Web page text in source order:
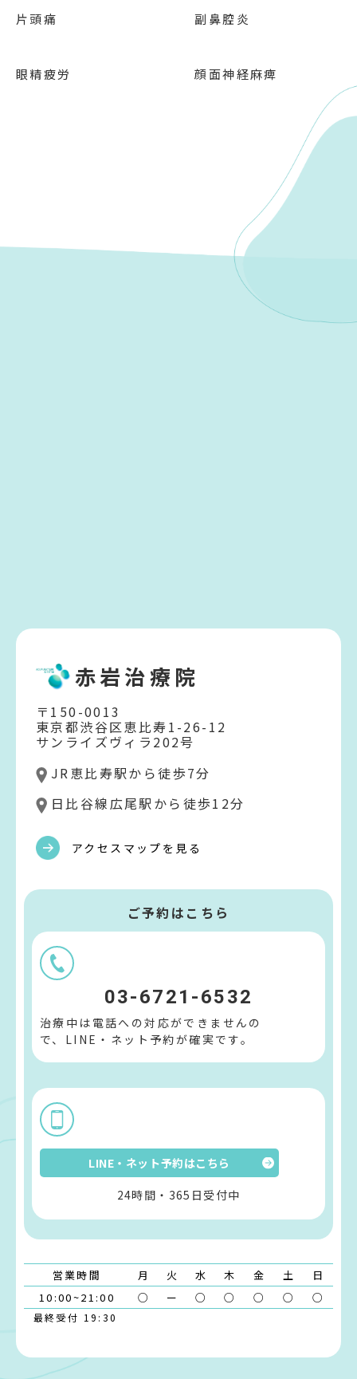
片頭痛 副鼻腔炎
眼精疲労 顔面神経麻痺
赤岩治療院
〒150-0013
東京都渋谷区恵比寿1-26-12
サンライズヴィラ202号
JR恵比寿駅から徒歩7分
日比谷線広尾駅から徒歩12分
アクセスマップを見る
ご予約はこちら
03-6721-6532
治療中は電話への対応ができませんの
で、LINE・ネット予約が確実です。
LINE・ネット予約はこちら
24時間・365日受付中
営業時間 月 火 水 木 金 土
日
10:00~21:00
○ ー ○ ○ ○ ○ ○
最終受付 19:30